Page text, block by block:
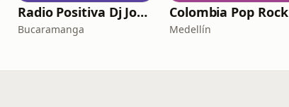
Radio Positiva Dj Jorge
Bucaramanga
Colombia Pop Rock
Medellín